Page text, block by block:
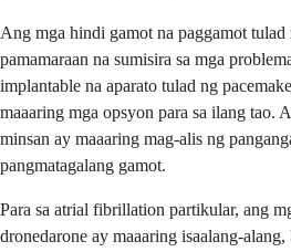
Ang mga hindi gamot na paggamot tulad
pamamaraan na sumisira sa mga
implantable na aparato tulad ng
maaaring mga opsyon para sa ilang tao.
minsan ay maaaring mag-alis ng
pangmatagalang gamot.
Para sa atrial fibrillation partikular, ang
dronedarone ay maaaring isaalang-